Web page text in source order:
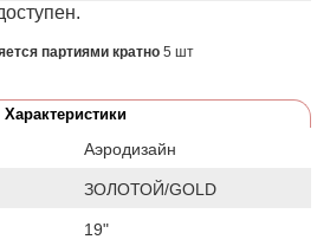
партиями кратно 5 шт
Характеристики
Аэродизайн
ЗОЛОТОЙ/GOLD
19"